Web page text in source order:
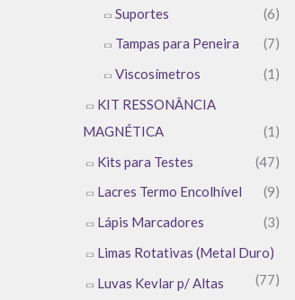
Suportes
(6)
Tampas para Peneira
(7)
Viscosímetros
(1)
KIT RESSONÂNCIA
MAGNÉTICA
(1)
Kits para Testes
(47)
Lacres Termo Encolhível
(9)
Lápis Marcadores
(3)
Limas Rotativas (Metal Duro)
(77)
Luvas Kevlar p/ Altas